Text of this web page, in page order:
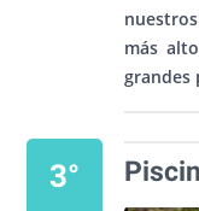
más
grandes
3°